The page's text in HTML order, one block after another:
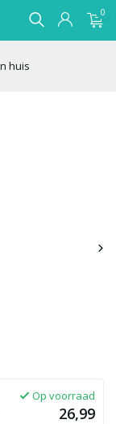
0
Op voorraad
26,99